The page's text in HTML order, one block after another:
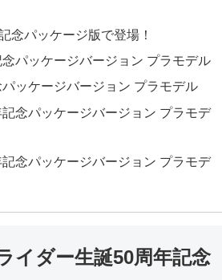
念パッケージ版で登場！
パッケージバージョン プラモデル
ッケージバージョン プラモデル
念パッケージバージョン プラモデ
念パッケージバージョン プラモデ
イダー生誕50周年記念